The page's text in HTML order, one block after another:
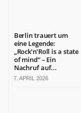
Berlin trauert um
eine Legende:
„Rock’n’Roll is a state
of mind“ – Ein
Nachruf auf...
7. APRIL 2026
Berlin
wichtig
ist.
Themen